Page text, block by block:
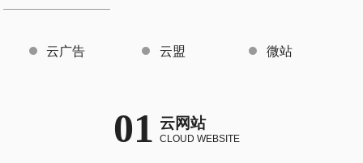
云广告 云盟 微站
01 云网站
CLOUD WEBSITE